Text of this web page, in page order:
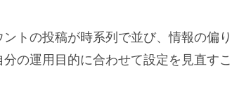
トの投稿が時系列で並び、情報の偏
の運用目的に合わせて設定を見直すこ